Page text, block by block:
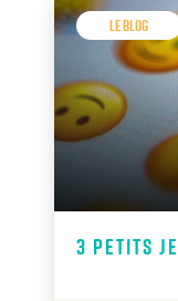
Le Blog
3 petits